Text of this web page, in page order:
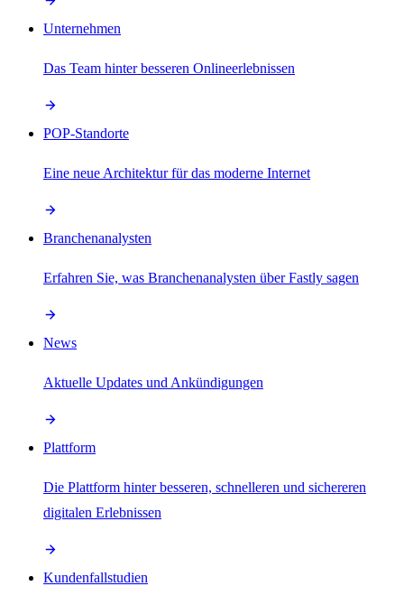
Unternehmen
Das Team hinter besseren Onlineerlebnissen
POP-Standorte
Eine neue Architektur für das moderne Internet
Branchenanalysten
Erfahren Sie, was Branchenanalysten über Fastly sagen
News
Aktuelle Updates und Ankündigungen
Plattform
Die Plattform hinter besseren, schnelleren und sichereren
digitalen Erlebnissen
Kundenfallstudien